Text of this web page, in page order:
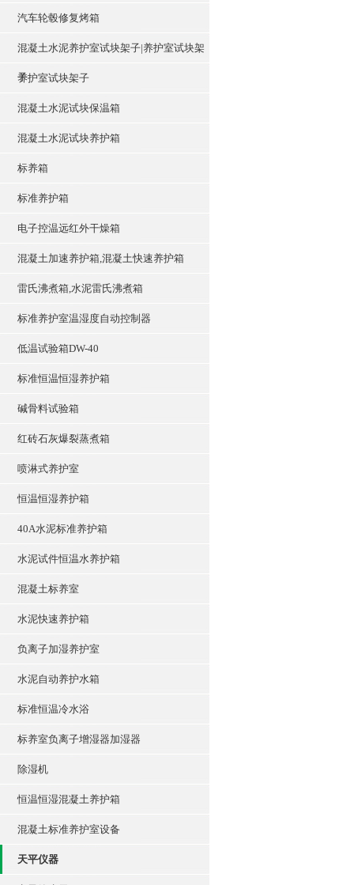
汽车轮毂修复烤箱
混凝土水泥养护室试块架子|养护室试块架
子
养护室试块架子
混凝土水泥试块保温箱
混凝土水泥试块养护箱
标养箱
标准养护箱
电子控温远红外干燥箱
混凝土加速养护箱,混凝土快速养护箱
雷氏沸煮箱,水泥雷氏沸煮箱
标准养护室温湿度自动控制器
低温试验箱DW-40
标准恒温恒湿养护箱
碱骨料试验箱
红砖石灰爆裂蒸煮箱
喷淋式养护室
恒温恒湿养护箱
40A水泥标准养护箱
水泥试件恒温水养护箱
混凝土标养室
水泥快速养护箱
负离子加湿养护室
水泥自动养护水箱
标准恒温冷水浴
标养室负离子增湿器加湿器
除湿机
恒温恒湿混凝土养护箱
混凝土标准养护室设备
天平仪器